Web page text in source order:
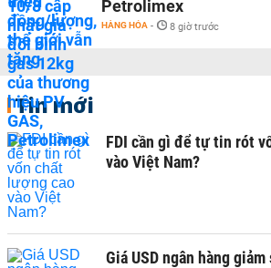
Petrolimex
HÀNG HÓA - 8 giờ trước
Tin mới
FDI cần gì để tự tin rót
vào Việt Nam?
Giá USD ngân hàng giảm